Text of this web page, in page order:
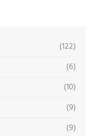
(122)
(6)
(10)
(9)
(9)